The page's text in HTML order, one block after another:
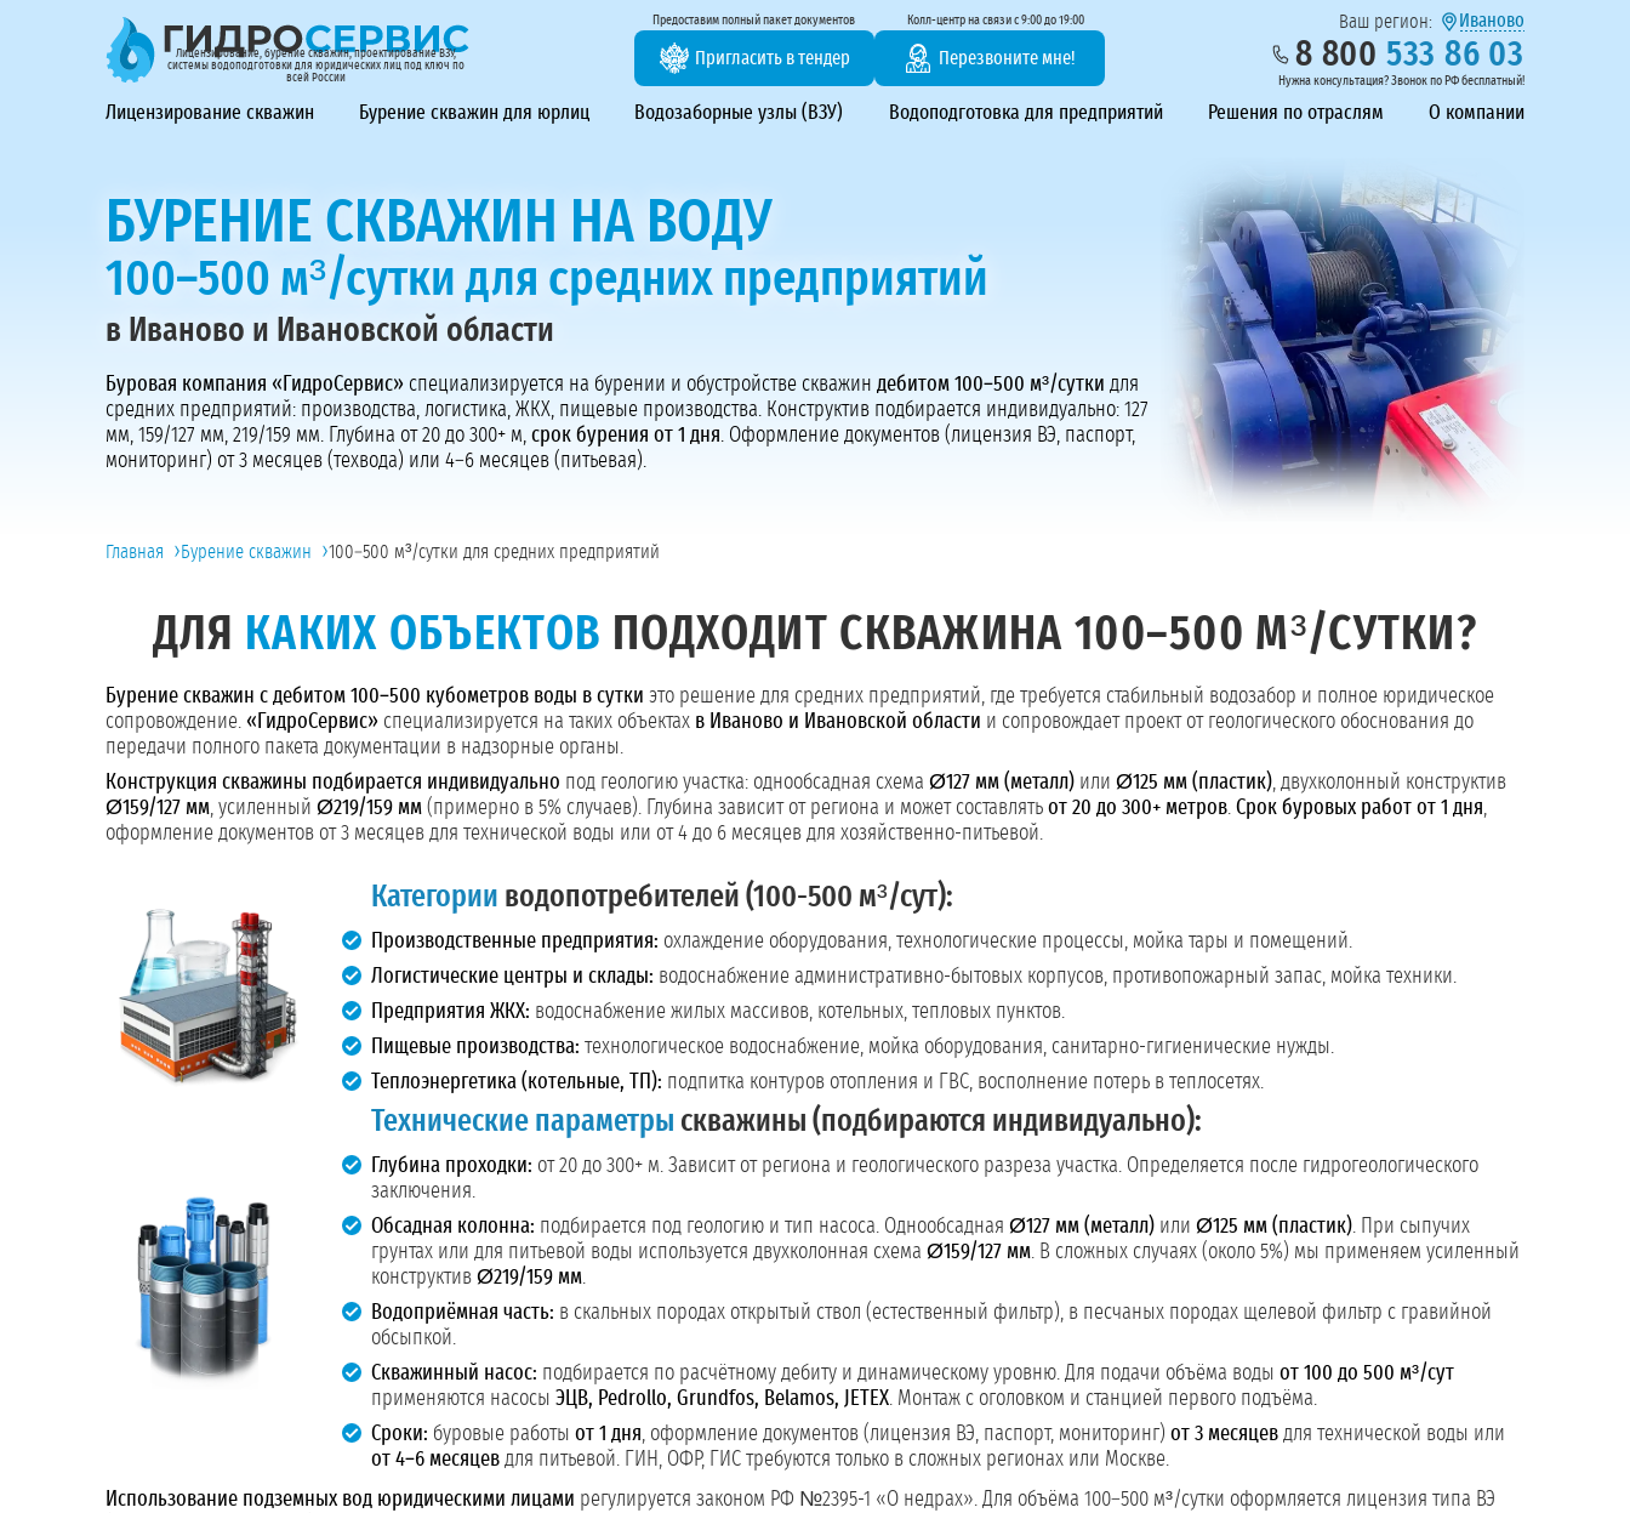
Лицензирование, бурение скважин, проектирование ВЗУ,
системы водоподготовки для юридических лиц под ключ по
всей России
Предоставим полный пакет документов
Пригласить в тендер
Колл-центр на связи с 9:00 до 19:00
Перезвоните мне!
Ваш регион: Иваново
8 800 533 86 03
Нужна консультация? Звонок по РФ бесплатный!
ГидроСервис - лицензирование, бурение скважин, проектирование ВЗУ, системы водоподготовки
Лицензирование скважин Бурение скважин для юрлиц Водозаборные узлы (ВЗУ) Водоподготовка для предприятий Решения по отраслям О компании
БУРЕНИЕ СКВАЖИН НА ВОДУ
100–500 м³/сутки для средних предприятий
в Иваново и Ивановской области
Буровая компания «ГидроСервис» специализируется на бурении и обустройстве скважин дебитом 100–500 м³/сутки для
средних предприятий: производства, логистика, ЖКХ, пищевые производства. Конструктив подбирается индивидуально: 127
мм, 159/127 мм, 219/159 мм. Глубина от 20 до 300+ м, срок бурения от 1 дня . Оформление документов (лицензия ВЭ, паспорт,
мониторинг) от 3 месяцев (техвода) или 4–6 месяцев (питьевая).
Пригласить в тендер
Колл-центр на связи с 9:00 до 19:00
Перезвоните нам
Главная ›Бурение скважин ›100–500 м³/сутки для средних предприятий
ДЛЯ КАКИХ ОБЪЕКТОВ ПОДХОДИТ СКВАЖИНА 100–500 М³/СУТКИ?
Бурение скважин с дебитом 100–500 кубометров воды в сутки это решение для средних предприятий, где требуется стабильный водозабор и полное юридическое
сопровождение. «ГидроСервис» специализируется на таких объектах в Иваново и Ивановской области и сопровождает проект от геологического обоснования до
передачи полного пакета документации в надзорные органы.
Конструкция скважины подбирается индивидуально под геологию участка: однообсадная схема Ø127 мм (металл) или Ø125 мм (пластик), двухколонный конструктив
Ø159/127 мм, усиленный Ø219/159 мм (примерно в 5% случаев). Глубина зависит от региона и может составлять от 20 до 300+ метров. Срок буровых работ от 1 дня,
оформление документов от 3 месяцев для технической воды или от 4 до 6 месяцев для хозяйственно-питьевой.
Категории водопотребителей (100-500 м³/сут):
Производственные предприятия: охлаждение оборудования, технологические процессы, мойка тары и помещений.
Логистические центры и склады: водоснабжение административно-бытовых корпусов, противопожарный запас, мойка техники.
Предприятия ЖКХ: водоснабжение жилых массивов, котельных, тепловых пунктов.
Пищевые производства: технологическое водоснабжение, мойка оборудования, санитарно-гигиенические нужды.
Теплоэнергетика (котельные, ТП): подпитка контуров отопления и ГВС, восполнение потерь в теплосетях.
Технические параметры скважины (подбираются индивидуально):
Глубина проходки: от 20 до 300+ м. Зависит от региона и геологического разреза участка. Определяется после гидрогеологического
заключения.
Обсадная колонна: подбирается под геологию и тип насоса. Однообсадная Ø127 мм (металл) или Ø125 мм (пластик). При сыпучих
грунтах или для питьевой воды используется двухколонная схема Ø159/127 мм. В сложных случаях (около 5%) мы применяем усиленный
конструктив Ø219/159 мм.
Водоприёмная часть: в скальных породах открытый ствол (естественный фильтр), в песчаных породах щелевой фильтр с гравийной
обсыпкой.
Скважинный насос: подбирается по расчётному дебиту и динамическому уровню. Для подачи объёма воды от 100 до 500 м³/сут
применяются насосы ЭЦВ, Pedrollo, Grundfos, Belamos, JETEX. Монтаж с оголовком и станцией первого подъёма.
Сроки: буровые работы от 1 дня, оформление документов (лицензия ВЭ, паспорт, мониторинг) от 3 месяцев для технической воды или
от 4–6 месяцев для питьевой. ГИН, ОФР, ГИС требуются только в сложных регионах или Москве.
Использование подземных вод юридическими лицами регулируется законом РФ №2395-1 «О недрах». Для объёма 100–500 м³/сутки оформляется лицензия типа ВЭ